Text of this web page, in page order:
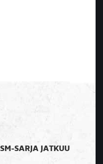
SARJA JATKUU